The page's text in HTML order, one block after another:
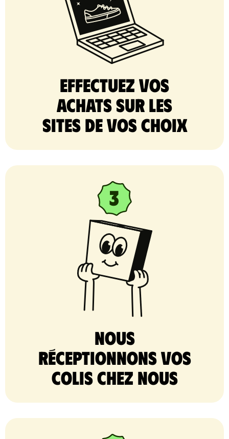
Effectuez vos
achats sur les
sites de vos choix
nous
réceptionnons vos
colis chez nous